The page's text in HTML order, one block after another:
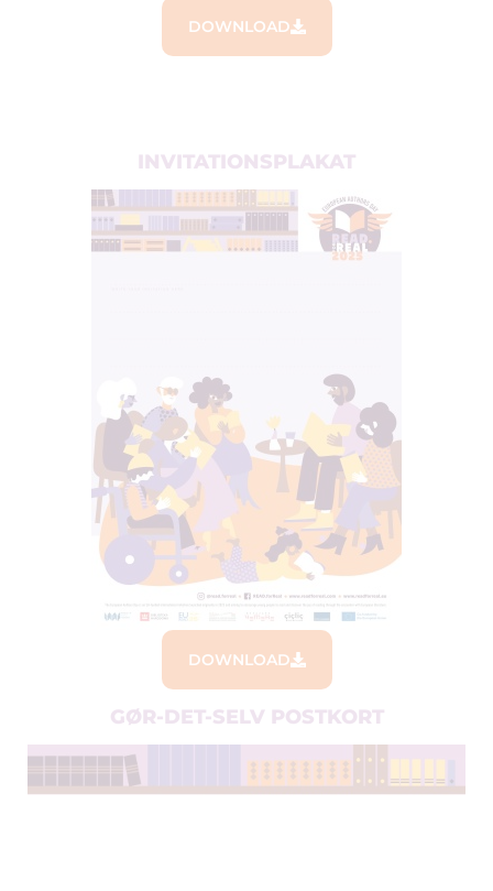
DOWNLOAD
INVITATIONSPLAKAT
DOWNLOAD
GØR-DET-SELV POSTKORT